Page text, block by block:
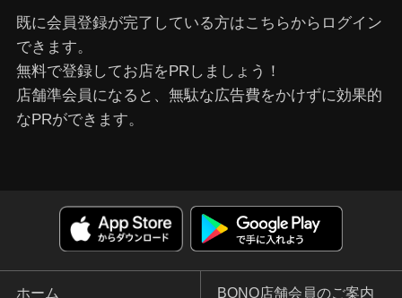
既に会員登録が完了している⽅はこちらからログイン
できます。
無料で登録してお店をPRしましょう！
店舗準会員になると、無駄な広告費をかけずに効果的
なPRができます。
ホーム BONO店舗会員のご案内